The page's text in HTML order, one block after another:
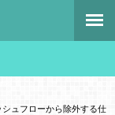
ュフローから除外する仕